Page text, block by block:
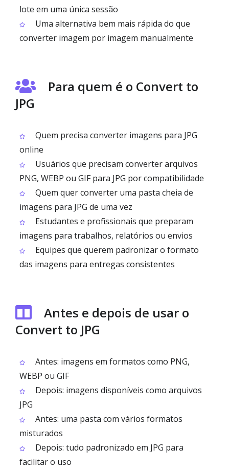
lote em uma única sessão
Uma alternativa bem mais rápida do que
converter imagem por imagem manualmente
Para quem é o Convert to
JPG
Quem precisa converter imagens para JPG
online
Usuários que precisam converter arquivos
PNG, WEBP ou GIF para JPG por compatibilidade
Quem quer converter uma pasta cheia de
imagens para JPG de uma vez
Estudantes e profissionais que preparam
imagens para trabalhos, relatórios ou envios
Equipes que querem padronizar o formato
das imagens para entregas consistentes
Antes e depois de usar o
Convert to JPG
Antes: imagens em formatos como PNG,
WEBP ou GIF
Depois: imagens disponíveis como arquivos
JPG
Antes: uma pasta com vários formatos
misturados
Depois: tudo padronizado em JPG para
facilitar o uso